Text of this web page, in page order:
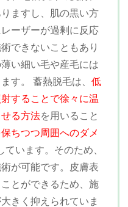
ますし、肌の黒い方
ーザーが過剰に反応
できないこともあり
い細い毛や産毛には
す。 蓄熱脱毛は、低
することで徐々に温
る方法を用いること
ちつつ周囲へのダメ
ています。そのため、
が可能です。皮膚表
とができるため、施
きく抑えられていま